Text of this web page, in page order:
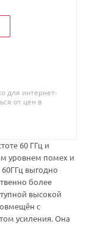
для интернет-
от цен в
60 ГГц и
уровнем помех и
выгодно
более
высокой
с
усиления. Она